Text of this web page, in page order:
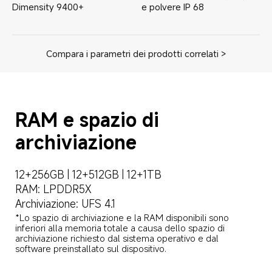
Dimensity 9400+
e polvere IP68
Compara i parametri dei prodotti correlati >
RAM e spazio di
archiviazione
12+256GB | 12+512GB | 12+1TB
RAM: LPDDR5X
Archiviazione: UFS 4.1
*Lo spazio di archiviazione e la RAM disponibili sono
inferiori alla memoria totale a causa dello spazio di
archiviazione richiesto dal sistema operativo e dal
software preinstallato sul dispositivo.